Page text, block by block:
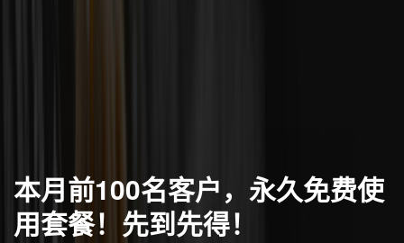
本月前100名客户，永久免费使
用套餐！先到先得！